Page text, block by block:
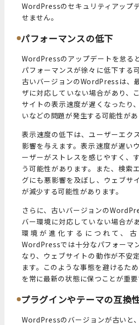
WordPressのセキュリティアップ
せません。
パフォーマンスの低下
WordPressのアップデートを怠る
パフォーマンスが徐々に低下する
古いバージョンのWordPressは、
ザに対応していない場合があり、
サイトの表示速度が遅くなったり
いなどの問題が発生する可能性があ
表示速度の低下は、ユーザーエク
影響を与えます。表示速度が遅い
ーザーがストレスを感じやすく、
う可能性があります。また、検索
グにも悪影響を及ぼし、ウェブサ
が減少する可能性があります。
さらに、古いバージョンの
バー環境に対応していない場合が
環境が進化するにつれて、
WordPressでは十分なパフォーマ
なり、ウェブサイトの動作が不安
ます。このような事態を避けるた
を常に最新の状態に保つことが重要
プラグインやテーマの互換
WordPressのバージョンが古いと